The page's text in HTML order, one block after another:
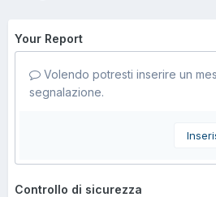
Your Report
Volendo potresti inserire un
segnalazione.
Controllo di sicurezza